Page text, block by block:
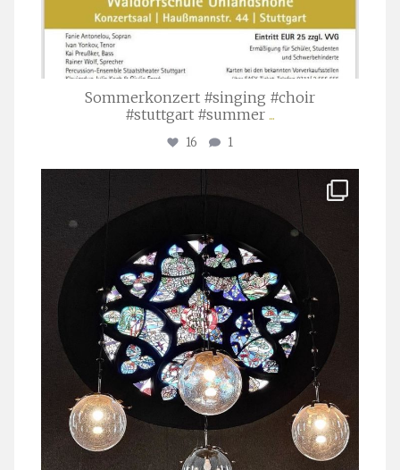
Sommerkonzert #singing #choir
#stuttgart #summer ...
16 1
Apr. 1